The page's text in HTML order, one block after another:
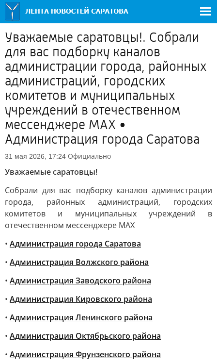
Уважаемые саратовцы!. Собрали
для вас подборку каналов
администрации города, районных
администраций, городских
комитетов и муниципальных
учреждений в отечественном
мессенджере MAX •
Администрация города Саратова
31 мая 2026, 17:24 Официально
Уважаемые саратовцы!
Собрали для вас подборку каналов администрации
города, районных администраций, городских
комитетов и муниципальных учреждений в
отечественном мессенджере MAX
• Администрация города Саратова
• Администрация Волжского района
• Администрация Заводского района
• Администрация Кировского района
• Администрация Ленинского района
• Администрация Октябрьского района
• Администрация Фрунзенского района